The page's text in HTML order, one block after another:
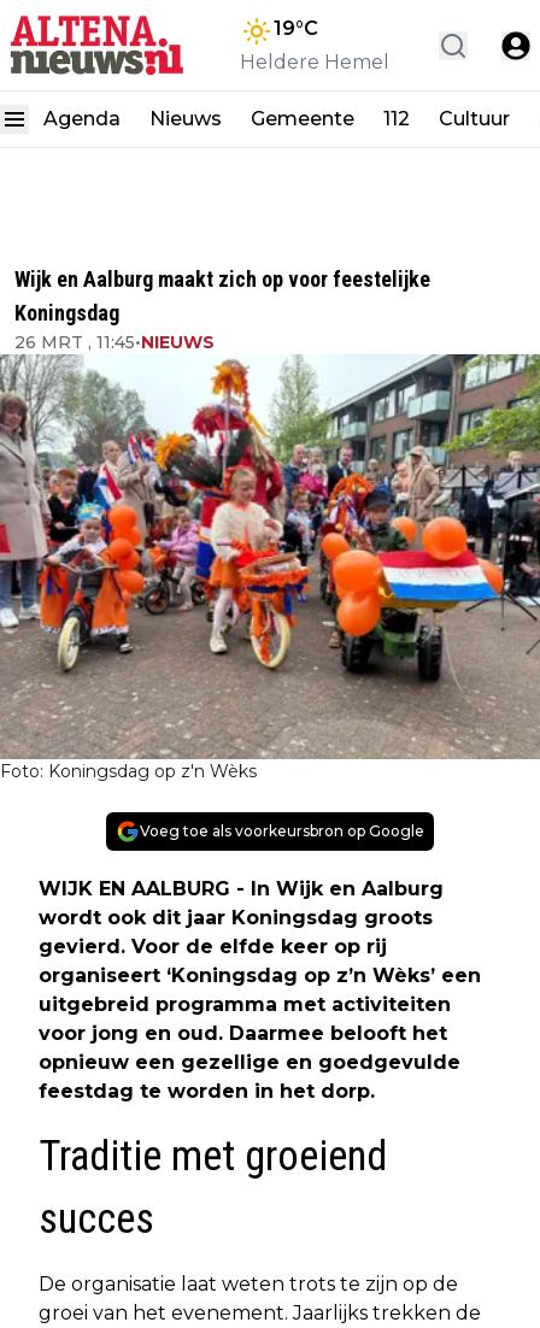
19°C
Heldere Hemel
Agenda Nieuws Gemeente 112 Cultuur
Wijk en Aalburg maakt zich op voor feestelijke
Koningsdag
26 MRT , 11:45•NIEUWS
Foto: Koningsdag op z'n Wèks
Voeg toe als voorkeursbron op Google
WIJK EN AALBURG - In Wijk en Aalburg
wordt ook dit jaar Koningsdag groots
gevierd. Voor de elfde keer op rij
organiseert ‘Koningsdag op z’n Wèks’ een
uitgebreid programma met activiteiten
voor jong en oud. Daarmee belooft het
opnieuw een gezellige en goedgevulde
feestdag te worden in het dorp.
Traditie met groeiend
succes
De organisatie laat weten trots te zijn op de
groei van het evenement. Jaarlijks trekken de